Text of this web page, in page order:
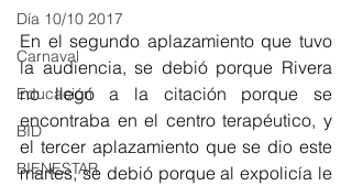
Día 10/10 2017
Carnaval
Educación
BID
BIENESTAR
En el segundo aplazamiento que tuvo
la audiencia, se debió porque Rivera
no llegó a la citación porque se
encontraba en el centro terapéutico, y
el tercer aplazamiento que se dio este
martes, se debió porque al expolicía le